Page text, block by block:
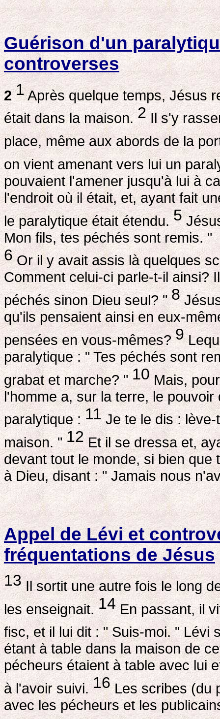
Guérison d'un
controverses
2 1Après quelque temps, Jésus
était dans la maison.2Il s'y
place, même aux abords de la
on vient amenant vers lui un
pouvaient l'amener jusqu'à lui à
l'endroit où il était, et, ayant fait
le paralytique était étendu.5
Mon fils, tes péchés sont remis. "
6Or il y avait assis là quelques
Comment celui-ci parle-t-il ainsi?
péchés sinon Dieu seul? "8
qu'ils pensaient ainsi en eux-
pensées en vous-mêmes?9
paralytique : " Tes péchés sont
grabat et marche? "10Mais,
l'homme a, sur la terre, le
paralytique :11Je te le dis : lève-
maison. "12Et il se dressa et,
devant tout le monde, si bien
à Dieu, disant : " Jamais nous
Appel de Lévi et
fréquentations de Jésus
13Il sortit une autre fois le long
les enseignait.14En passant, il
fisc, et il lui dit : " Suis-moi. " Lévi
étant à table dans la maison de
pécheurs étaient à table avec lui
à l'avoir suivi.16Les scribes (du
avec les pécheurs et les